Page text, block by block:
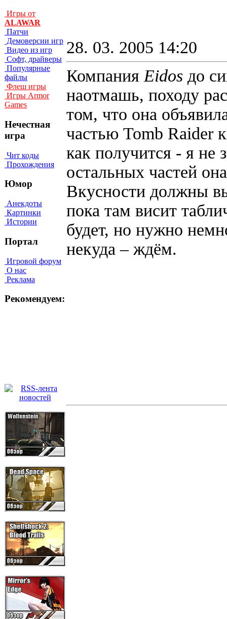
Игры от
ALAWAR
Патчи
Демоверсии игр
Видео из игр
Софт, драйверы
Популярные
файлы
Флеш игры
Игры Armor
Games
Нечестная
игра
Чит коды
Прохождения
Юмор
Анекдоты
Картинки
Истории
Портал
Игровой форум
О нас
Реклама
Рекомендуем:
28. 03. 2005 14:20
Компания Eidos до
наотмашь, походу
том, что она
частью Tomb Raider
как получится - я не
остальных частей
Вкусности должны
пока там висит
будет, но нужно
некуда – ждём.